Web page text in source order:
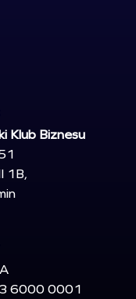
Klub Biznesu
1B,
6000 0001